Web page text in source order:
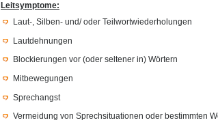
Leitsymptome:
Laut-, Silben- und/ oder Teilwortwiederholungen
Lautdehnungen
Blockierungen vor (oder seltener in) Wörtern
Mitbewegungen
Sprechangst
Vermeidung von Sprechsituationen oder bestimmten